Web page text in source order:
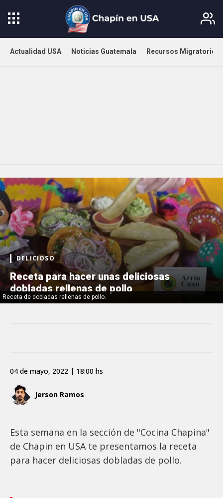
Actualidad USA Noticias Guatemala Recursos Migratorios
Receta de dobladas rellenas de pollo.
DELICIOSO
Receta para hacer unas deliciosas
dobladas rellenas de pollo
Jerson Ramos
04 de mayo, 2022 | 18:00 hs
Esta semana en la sección de "Cocina Chapina"
de Chapin en USA te presentamos la receta
para hacer deliciosas dobladas de pollo.